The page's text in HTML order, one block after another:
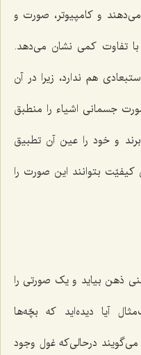
و کامپیوتر، صورت و
تفاوت کمى نشان مى‌دهد.
هم ندارد، زیرا در آن
جسمانى اشیاء را منطبق
و خود را عین آن تطبیق
بتوانند این صورت را
ذهن بیاید و یک صورتى را
آیا دیده‌اید که بچّه‌ها
درحالی‌که غول وجود